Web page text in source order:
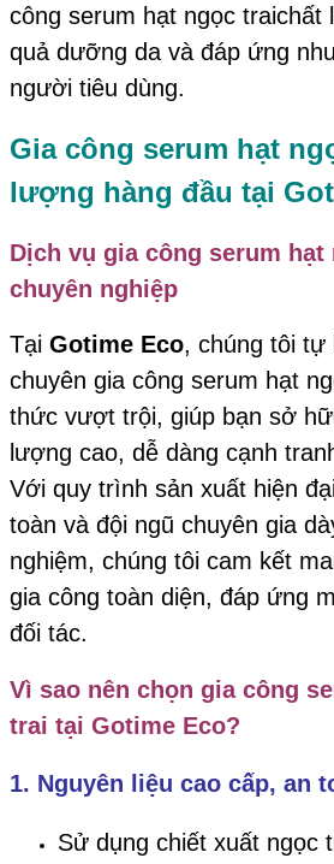
công serum hạt ngọc traichất
quả dưỡng da và đáp ứng
người tiêu dùng.
Gia công serum hạt
lượng hàng đầu tại
Dịch vụ gia công serum
chuyên nghiệp
Tại Gotime Eco, chúng tôi tự
chuyên gia công serum hạt
thức vượt trội, giúp bạn sở
lượng cao, dễ dàng cạnh
Với quy trình sản xuất hiện
toàn và đội ngũ chuyên gia
nghiệm, chúng tôi cam kết
gia công toàn diện, đáp ứng
đối tác.
Vì sao nên chọn gia công
trai tại Gotime Eco?
1. Nguyên liệu cao cấp, an
Sử dụng chiết xuất ngọc